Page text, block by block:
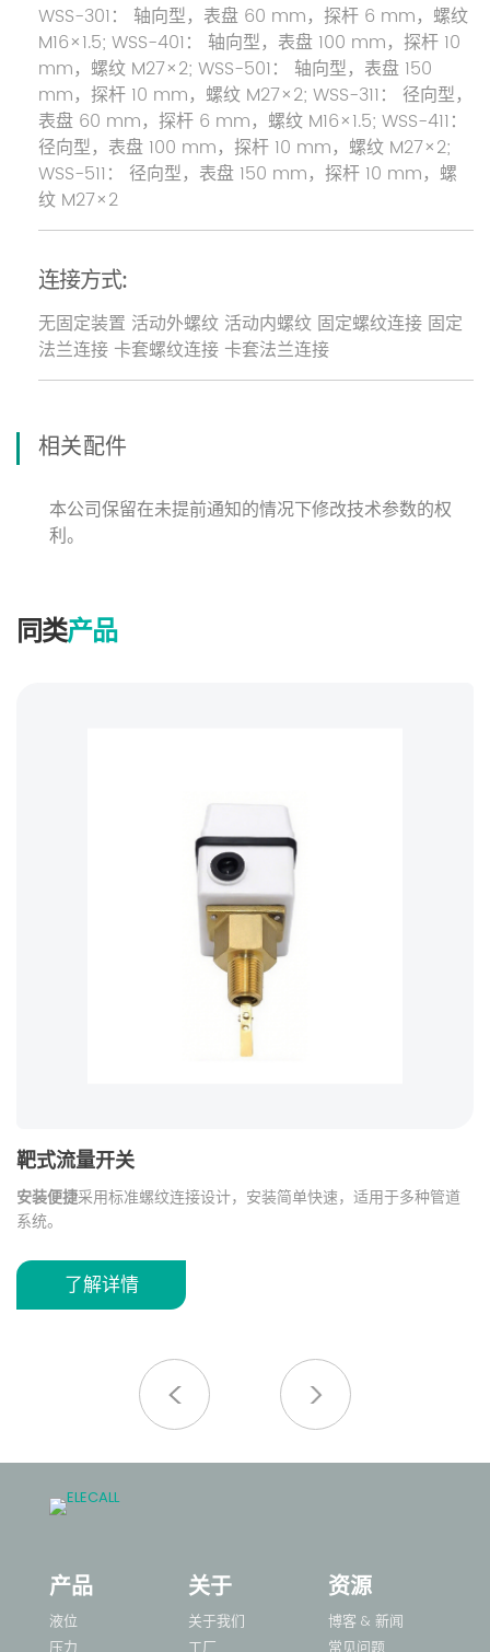
WSS-301： 轴向型，表盘 60 mm，探杆 6 mm，螺纹
M16×1.5; WSS-401： 轴向型，表盘 100 mm，探杆 10
mm，螺纹 M27×2; WSS-501： 轴向型，表盘 150
mm，探杆 10 mm，螺纹 M27×2; WSS-311： 径向型，
表盘 60 mm，探杆 6 mm，螺纹 M16×1.5; WSS-411：
径向型，表盘 100 mm，探杆 10 mm，螺纹 M27×2;
WSS-511： 径向型，表盘 150 mm，探杆 10 mm，螺
纹 M27×2
连接方式:
无固定装置 活动外螺纹 活动内螺纹 固定螺纹连接 固定
法兰连接 卡套螺纹连接 卡套法兰连接
相关配件
本公司保留在未提前通知的情况下修改技术参数的权
利。
同类产品
靶式流量开关
安装便捷采用标准螺纹连接设计，安装简单快速，适用于多种管道
系统。
果。
优质材质 采用耐用塑料底座与黄铜螺纹接口，具有良好的耐腐蚀性
和机械强度。
不同管路安装需求。
适用于水处理、暖通空调（HVAC）、泵组控制、工业管
路等流量监测场景。
了解详情
产品
液位
压力
关于
关于我们
工厂
资源
博客 & 新闻
常见问题